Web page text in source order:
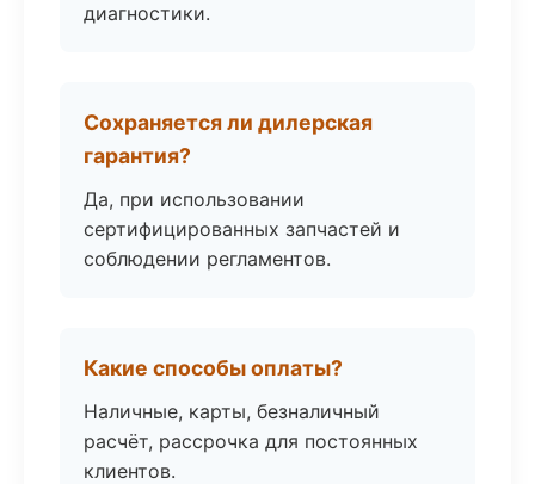
диагностики.
Сохраняется ли дилерская
гарантия?
Да, при использовании
сертифицированных запчастей и
соблюдении регламентов.
Какие способы оплаты?
Наличные, карты, безналичный
расчёт, рассрочка для постоянных
клиентов.